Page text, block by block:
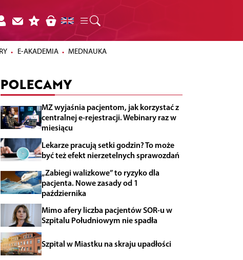
E-AKADEMIA MEDNAUKA
POLECAMY
MZ wyjaśnia pacjentom, jak korzystać z
centralnej e-rejestracji. Webinary raz w
miesiącu
Lekarze pracują setki godzin? To może
być też efekt nierzetelnych sprawozdań
„Zabiegi walizkowe” to ryzyko dla
pacjenta. Nowe zasady od 1
października
Mimo afery liczba pacjentów SOR-u w
Szpitalu Południowym nie spadła
Szpital w Miastku na skraju upadłości